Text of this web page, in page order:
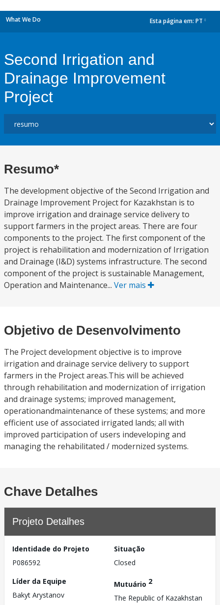
What We Do Esta página em: PT
Second Irrigation and
Drainage Improvement
Project
Resumo*
The development objective of the Second Irrigation and
Drainage Improvement Project for Kazakhstan is to
improve irrigation and drainage service delivery to
support farmers in the project areas. There are four
components to the project. The first component of the
project is rehabilitation and modernization of Irrigation
and Drainage (I&D) systems infrastructure. The second
component of the project is sustainable Management,
Operation and Maintenance... Ver mais
Objetivo de Desenvolvimento
The Project development objective is to improve
irrigation and drainage service delivery to support
farmers in the Project areas.This will be achieved
through rehabilitation and modernization of irrigation
and drainage systems; improved management,
operationandmaintenance of these systems; and more
efficient use of associated irrigated lands; all with
improved participation of users indeveloping and
managing the rehabilitated / modernized systems.
Chave Detalhes
Projeto Detalhes
Identidade do Projeto
P086592
Situação
Closed
Líder da Equipe
Bakyt Arystanov
Mutuário 2
The Republic of Kazakhstan